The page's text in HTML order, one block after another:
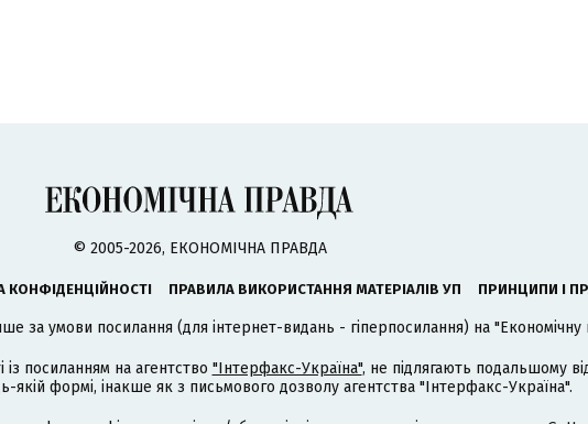
© 2005-2026, ЕКОНОМІЧНА ПРАВДА
КОНФІДЕНЦІЙНОСТІ ПРАВИЛА ВИКОРИСТАННЯ МАТЕРІАЛІВ УП ПРИНЦИПИ І
за умови посилання (для інтернет-видань - гіперпосилання) на "Економічну
із посиланням на агентство "Інтерфакс-Україна", не підлягають подальшому
формі, інакше як з письмового дозволу агентства "Інтерфакс-Україна".